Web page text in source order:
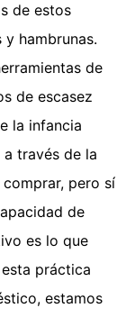
de estos
hambrunas.
de
de escasez
la infancia
través de la
pero sí
de
es lo que
práctica
estamos